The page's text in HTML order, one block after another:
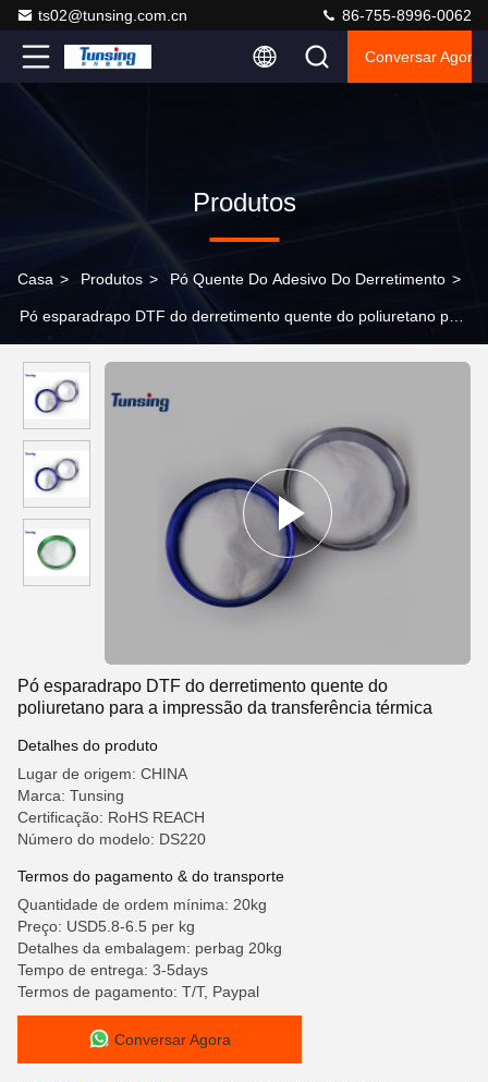
ts02@tunsing.com.cn 86-755-8996-0062
Conversar Agora
Produtos
Casa > Produtos > Pó Quente Do Adesivo Do Derretimento >
Pó esparadrapo DTF do derretimento quente do poliuretano para
Pó esparadrapo DTF do derretimento quente do
poliuretano para a impressão da transferência térmica
Detalhes do produto
Lugar de origem: CHINA
Marca: Tunsing
Certificação: RoHS REACH
Número do modelo: DS220
Termos do pagamento & do transporte
Quantidade de ordem mínima: 20kg
Preço: USD5.8-6.5 per kg
Detalhes da embalagem: perbag 20kg
Tempo de entrega: 3-5days
Termos de pagamento: T/T, Paypal
Conversar Agora